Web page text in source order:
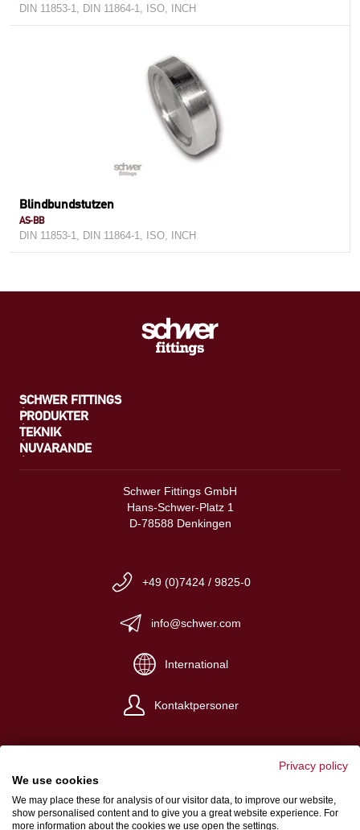
DIN 11853-1, DIN 11864-1, ISO, INCH
Blindbundstutzen
AS-BB
DIN 11853-1, DIN 11864-1, ISO, INCH
SCHWER FITTINGS
PRODUKTER
TEKNIK
NUVARANDE
Schwer Fittings GmbH
Hans-Schwer-Platz 1
D-78588 Denkingen
+49 (0)7424 / 9825-0
info@schwer.com
International
Kontaktpersoner
Avtryck
Privacy policy
We use cookies
We may place these for analysis of our visitor data, to improve our website,
show personalised content and to give you a great website experience. For
more information about the cookies we use open the settings.